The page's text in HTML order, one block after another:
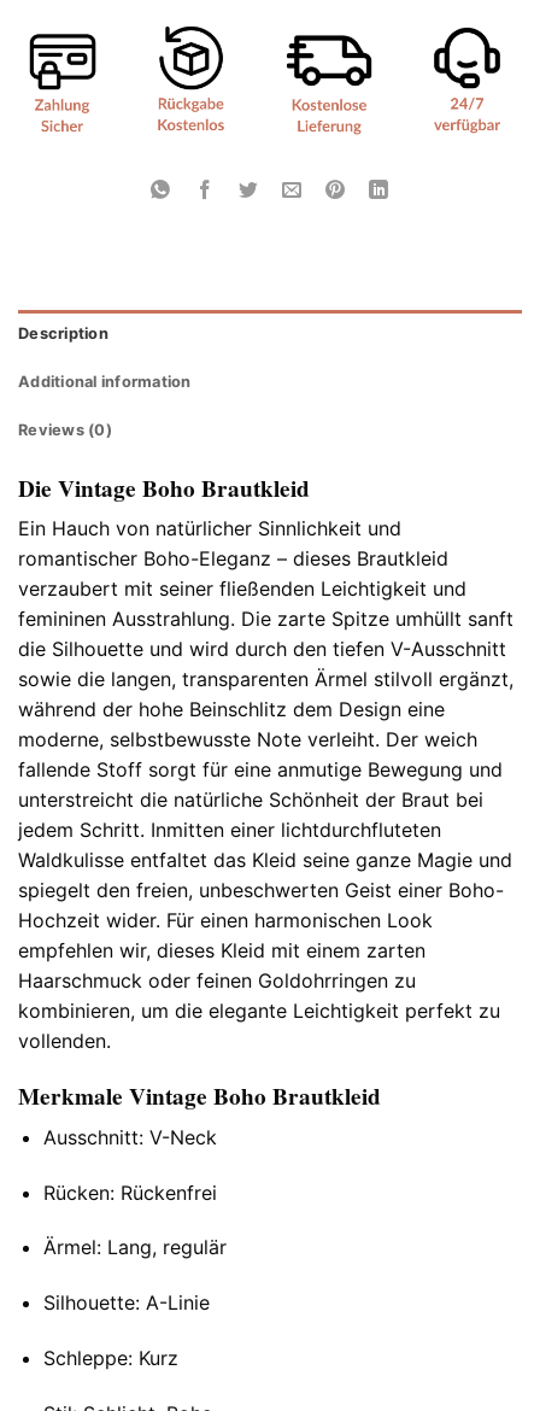
Description
Additional information
Reviews (0)
Die Vintage Boho Brautkleid
Ein Hauch von natürlicher Sinnlichkeit und
romantischer Boho-Eleganz – dieses Brautkleid
verzaubert mit seiner fließenden Leichtigkeit und
femininen Ausstrahlung. Die zarte Spitze umhüllt sanft
die Silhouette und wird durch den tiefen V-Ausschnitt
sowie die langen, transparenten Ärmel stilvoll ergänzt,
während der hohe Beinschlitz dem Design eine
moderne, selbstbewusste Note verleiht. Der weich
fallende Stoff sorgt für eine anmutige Bewegung und
unterstreicht die natürliche Schönheit der Braut bei
jedem Schritt. Inmitten einer lichtdurchfluteten
Waldkulisse entfaltet das Kleid seine ganze Magie und
spiegelt den freien, unbeschwerten Geist einer Boho-
Hochzeit wider. Für einen harmonischen Look
empfehlen wir, dieses Kleid mit einem zarten
Haarschmuck oder feinen Goldohrringen zu
kombinieren, um die elegante Leichtigkeit perfekt zu
vollenden.
Merkmale Vintage Boho Brautkleid
Ausschnitt: V-Neck
Rücken: Rückenfrei
Ärmel: Lang, regulär
Silhouette: A-Linie
Schleppe: Kurz